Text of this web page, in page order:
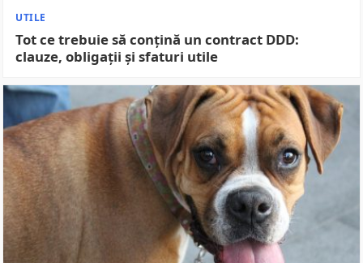
UTILE
Tot ce trebuie să conțină un contract DDD:
clauze, obligații și sfaturi utile